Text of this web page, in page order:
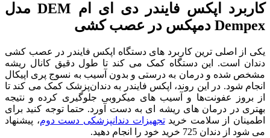
کاربرد اپکس فایندر دی ای ام DEM مدل
Dempex دمپکس در عصب ‌کشی
یکی از اصلی‌ ترین کاربرد های دستگاه اپکس فایندر در عصب‌ کشی
دندان است. این دستگاه کمک می‌ کند تا طول دقیق کانال ریشه
مشخص شده و درمان به درستی و بدون آسیب به نسوج پری اپیکال
انجام شود. در این روند، اپکس فایندر به دندان‌پزشک کمک می ‌کند تا
از بروز عفونت‌ها و آسیب ‌های میکروبی جلوگیری کرده و نتیجه
بهتری در درمان ‌های ریشه‌ ای به دست آورد. حتما توجه کنید برای
اطمینان از سلامت خریدتجهیزات دندانپزشکی دست دوم، پیشنهاد
می شود از دندان 725 خرید خود را انجام دهید.